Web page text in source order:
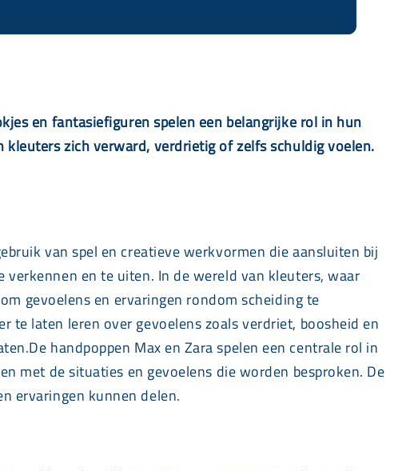
en fantasiefiguren spelen een belangrijke rol in hun
zich verward, verdrietig of zelfs schuldig voelen.
van spel en creatieve werkvormen die aansluiten bij
en te uiten. In de wereld van kleuters, waar
gevoelens en ervaringen rondom scheiding te
te laten leren over gevoelens zoals verdriet, boosheid en
handpoppen Max en Zara spelen een centrale rol in
met de situaties en gevoelens die worden besproken. De
ervaringen kunnen delen.